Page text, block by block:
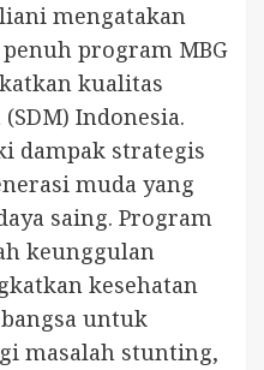
mengatakan
program MBG
kualitas
Indonesia.
dampak strategis
muda yang
saing. Program
keunggulan
kesehatan
untuk
masalah stunting,